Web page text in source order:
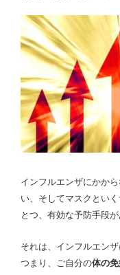
インフルエンザにかか
い、そしてマスクとい
とつ、有効な予防手段が
それは、インフルエン
つまり、ご自分の体の